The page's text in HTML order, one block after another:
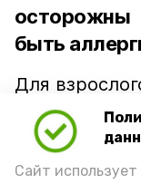
Сайт
быть
Для
порцией
(2-3 ложки).
внимание на